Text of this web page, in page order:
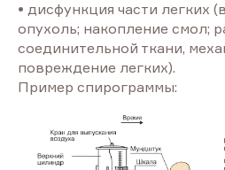
• дисфункция части легких
опухоль; накопление смол;
соединительной ткани,
повреждение легких).
Пример спирограммы: